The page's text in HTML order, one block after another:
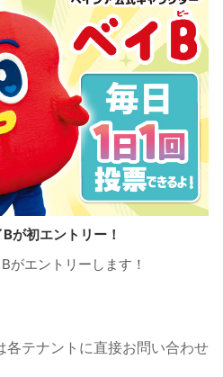
が初エントリー！
がエントリーします！
各テナントに直接お問い合わせ